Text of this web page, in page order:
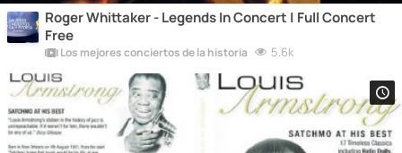
Roger Whittaker - Legends In Concert | Full Concert
Free
Los mejores conciertos de la historia 5.6k